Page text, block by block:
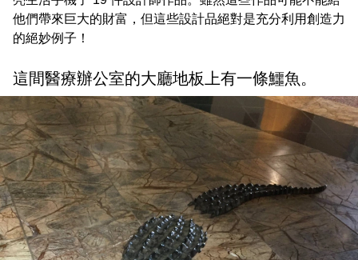
他們帶來巨大的財富，但這些設計品絕對是充分利用創造力
的絕妙例子！
這間醫療辦公室的大廳地板上有一條鱷魚。